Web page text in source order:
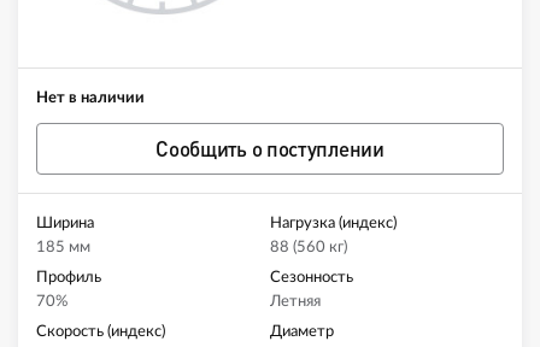
Нет в наличии
Сообщить о поступлении
Ширина
185 мм
Нагрузка (индекс)
88 (560 кг)
Профиль
70%
Сезонность
Летняя
Скорость (индекс)
Диаметр